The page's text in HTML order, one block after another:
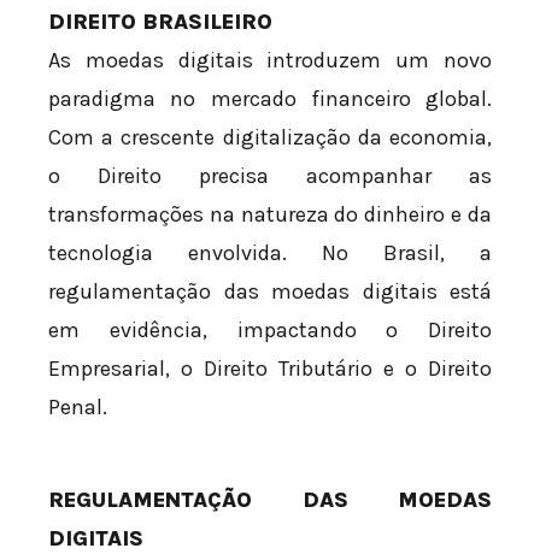
DIREITO BRASILEIRO
As moedas digitais introduzem um novo
paradigma no mercado financeiro global.
Com a crescente digitalização da economia,
o Direito precisa acompanhar as
transformações na natureza do dinheiro e da
tecnologia envolvida. No Brasil, a
regulamentação das moedas digitais está
em evidência, impactando o Direito
Empresarial, o Direito Tributário e o Direito
Penal.
REGULAMENTAÇÃO DAS MOEDAS
DIGITAIS